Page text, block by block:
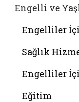
Engelli ve
Engelliler
Sağlık
Engelliler
Eğitim